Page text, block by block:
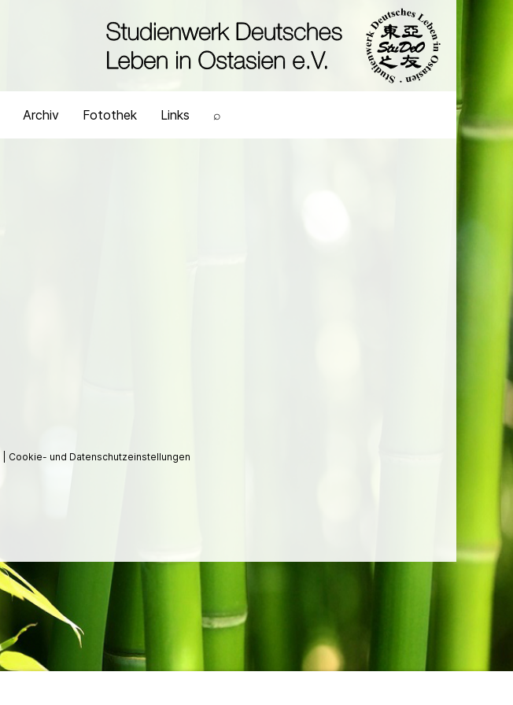
Archiv Fotothek Links ⌕
Cookie- und Datenschutzeinstellungen